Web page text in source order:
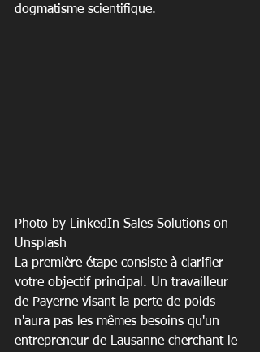
dogmatisme scientifique.
Photo by LinkedIn Sales Solutions on
Unsplash
La première étape consiste à clarifier
votre objectif principal. Un travailleur
de Payerne visant la perte de poids
n'aura pas les mêmes besoins qu'un
entrepreneur de Lausanne cherchant le